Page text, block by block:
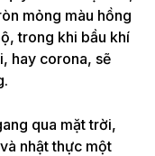
mỏng màu hồng
trong khi bầu khí
hay corona, sẽ
qua mặt trời,
nhật thực một